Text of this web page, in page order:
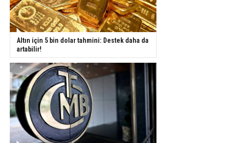
Altın için 5 bin dolar tahmini: Destek daha da
artabilir!